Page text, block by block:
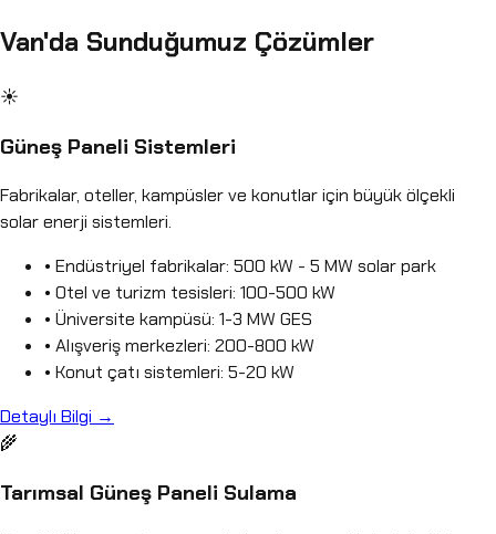
Van'da Sunduğumuz Çözümler
☀️
Güneş Paneli Sistemleri
Fabrikalar, oteller, kampüsler ve konutlar için büyük ölçekli
solar enerji sistemleri.
• Endüstriyel fabrikalar: 500 kW - 5 MW solar park
• Otel ve turizm tesisleri: 100-500 kW
• Üniversite kampüsü: 1-3 MW GES
• Alışveriş merkezleri: 200-800 kW
• Konut çatı sistemleri: 5-20 kW
Detaylı Bilgi →
🌾
Tarımsal Güneş Paneli Sulama